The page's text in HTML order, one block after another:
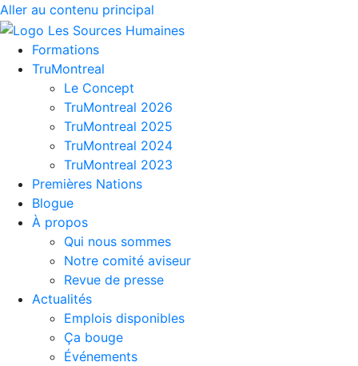
Aller au contenu principal
Formations
TruMontreal
Le Concept
TruMontreal 2026
TruMontreal 2025
TruMontreal 2024
TruMontreal 2023
Premières Nations
Blogue
À propos
Qui nous sommes
Notre comité aviseur
Revue de presse
Actualités
Emplois disponibles
Ça bouge
Événements